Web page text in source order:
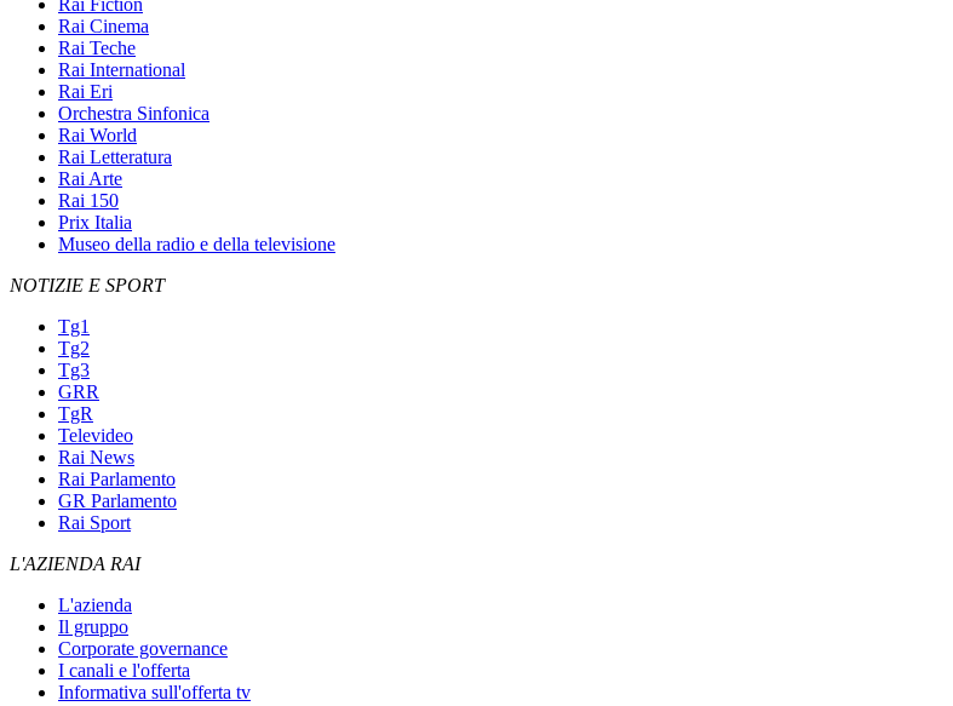
Rai Fiction
Rai Cinema
Rai Teche
Rai International
Rai Eri
Orchestra Sinfonica
Rai World
Rai Letteratura
Rai Arte
Rai 150
Prix Italia
Museo della radio e della televisione
NOTIZIE E SPORT
Tg1
Tg2
Tg3
GRR
TgR
Televideo
Rai News
Rai Parlamento
GR Parlamento
Rai Sport
L'AZIENDA RAI
L'azienda
Il gruppo
Corporate governance
I canali e l'offerta
Informativa sull'offerta tv